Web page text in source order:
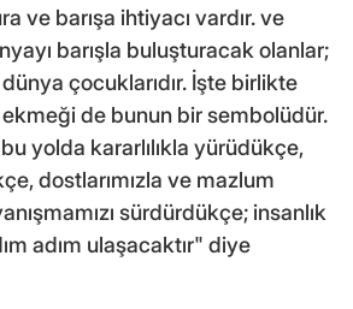
ve barışa ihtiyacı vardır. ve
barışla buluşturacak olanlar;
çocuklarıdır. İşte birlikte
de bunun bir sembolüdür.
yolda kararlılıkla yürüdükçe,
dostlarımızla ve mazlum
sürdürdükçe; insanlık
adım ulaşacaktır" diye